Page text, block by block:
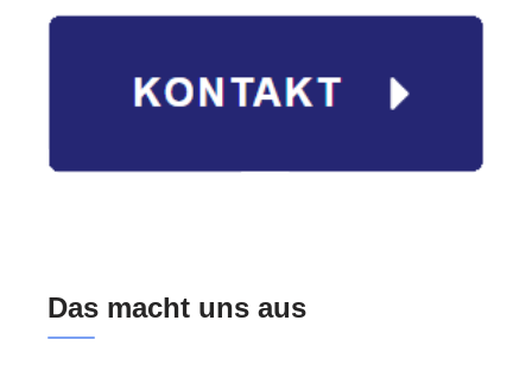
Das macht uns aus